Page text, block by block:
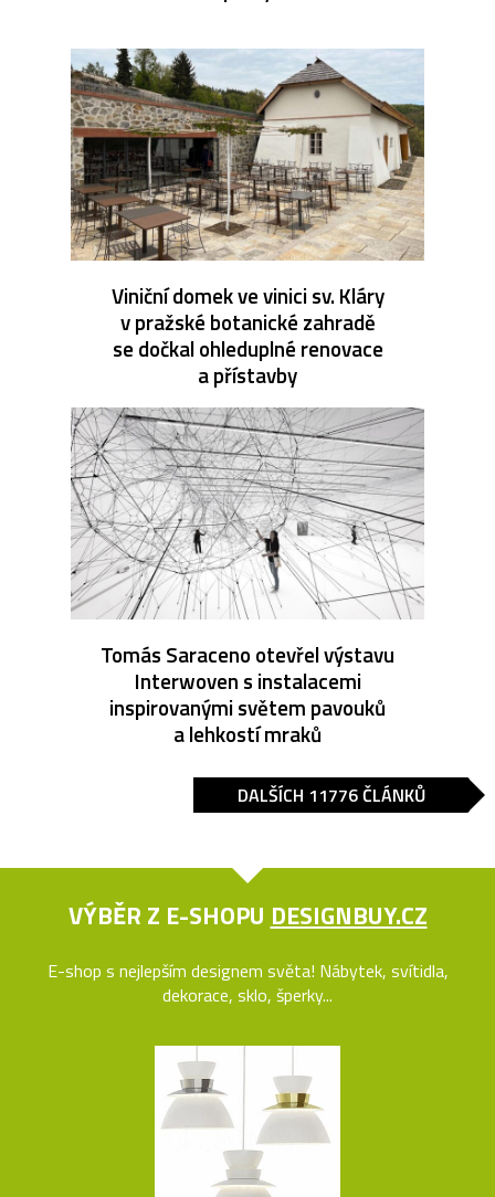
Viniční domek ve vinici sv. Kláry
v pražské botanické zahradě
se dočkal ohleduplné renovace
a přístavby
Tomás Saraceno otevřel výstavu
Interwoven s instalacemi
inspirovanými světem pavouků
a lehkostí mraků
DALŠÍCH 11776 ČLÁNKŮ
VÝBĚR Z E-SHOPU DESIGNBUY.CZ
E-shop s nejlepším designem světa! Nábytek, svítidla,
dekorace, sklo, šperky...